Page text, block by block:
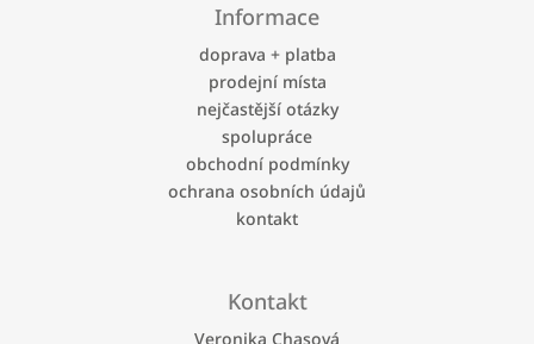
Informace
doprava + platba
prodejní místa
nejčastější otázky
spolupráce
obchodní podmínky
ochrana osobních údajů
kontakt
Kontakt
Veronika Chasová